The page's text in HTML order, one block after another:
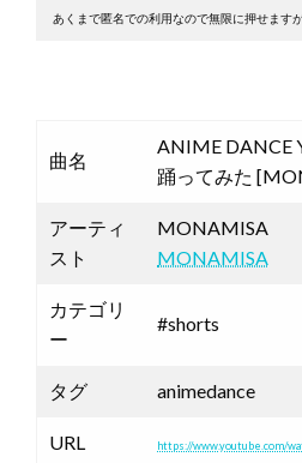
あくまで匿名での利用なので無限に押せます
曲名
ANIME DANCE
踊ってみた
アーティ
スト
MONAMISA
MONAMISA
カテゴリ
ー
#shorts
タグ animedance
URL https://www.youtube.com/